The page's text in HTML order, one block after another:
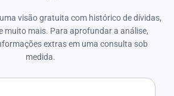
visão gratuita com histórico de dívidas,
muito mais. Para aprofundar a análise,
extras em uma consulta sob
medida.